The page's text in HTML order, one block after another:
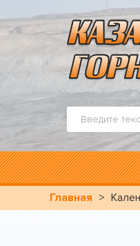
Главная >